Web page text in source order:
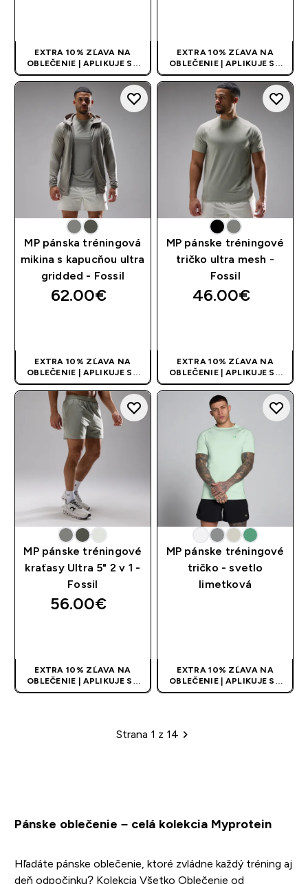
EXTRA 10% ZĽAVA NA
OBLEČENIE | APLIKUJE SA
AUTOMATICKY PRI KÚPE 3
KS
EXTRA 10% ZĽAVA NA
OBLEČENIE | APLIKUJE SA
AUTOMATICKY PRI KÚPE 3
KS
MP pánska tréningová
mikina s kapucňou ultra
gridded - Fossil
62.00€‎
EXTRA 10% ZĽAVA NA
OBLEČENIE | APLIKUJE SA
AUTOMATICKY PRI KÚPE 3
KS
MP pánske tréningové
tričko ultra mesh -
Fossil
46.00€‎
EXTRA 10% ZĽAVA NA
OBLEČENIE | APLIKUJE SA
AUTOMATICKY PRI KÚPE 3
KS
MP pánske tréningové
kraťasy Ultra 5" 2 v 1 -
Fossil
56.00€‎
EXTRA 10% ZĽAVA NA
OBLEČENIE | APLIKUJE SA
AUTOMATICKY PRI KÚPE 3
MP pánske tréningové
tričko - svetlo
limetková
EXTRA 10% ZĽAVA NA
OBLEČENIE | APLIKUJE SA
AUTOMATICKY PRI KÚPE 3
Stránkovanie
Strana 1 z 14
Pánske oblečenie – celá kolekcia Myprotein
Hľadáte pánske oblečenie, ktoré zvládne každý tréning aj
deň odpočinku? Kolekcia Všetko Oblečenie od